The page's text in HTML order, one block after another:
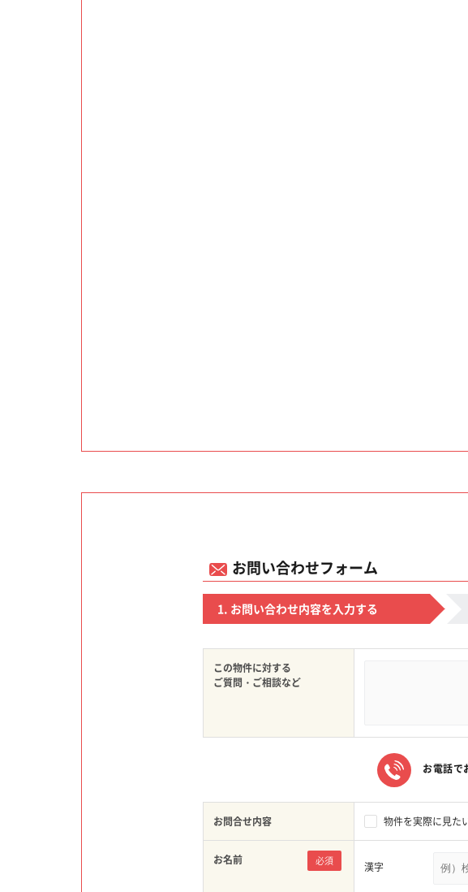
お問い合わせフォーム
お問い合わせ内容を入力する
この物件に対する
ご質問・ご相談など
お電話で
お問合せ内容 物件を実際に見た
お名前 必須 漢字